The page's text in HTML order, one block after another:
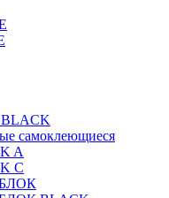
самоклеющиеся
A
С